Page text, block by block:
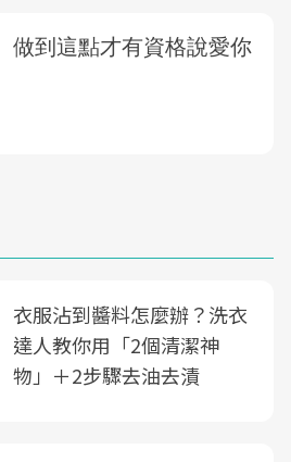
衣服沾到醬料怎麼辦？洗衣
達人教你用「2個清潔神
物」＋2步驟去油去漬